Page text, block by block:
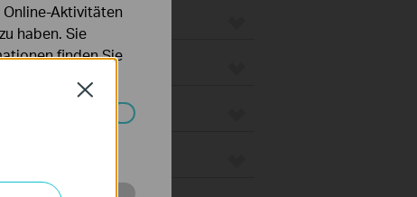
Close
Aktivitäten
haben. Sie
finden Sie
nicht